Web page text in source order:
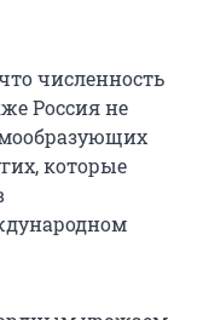
численность
Россия не
которые